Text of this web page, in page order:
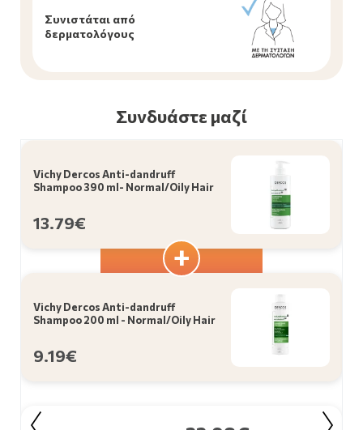
Συνιστάται από
δερματολόγους
Συνδυάστε μαζί
Vichy Dercos Anti-dandruff
Shampoo 390 ml- Normal/Oily Hair
13.79€
Vichy Dercos Anti-dandruff
Shampoo 200 ml - Normal/Oily Hair
9.19€